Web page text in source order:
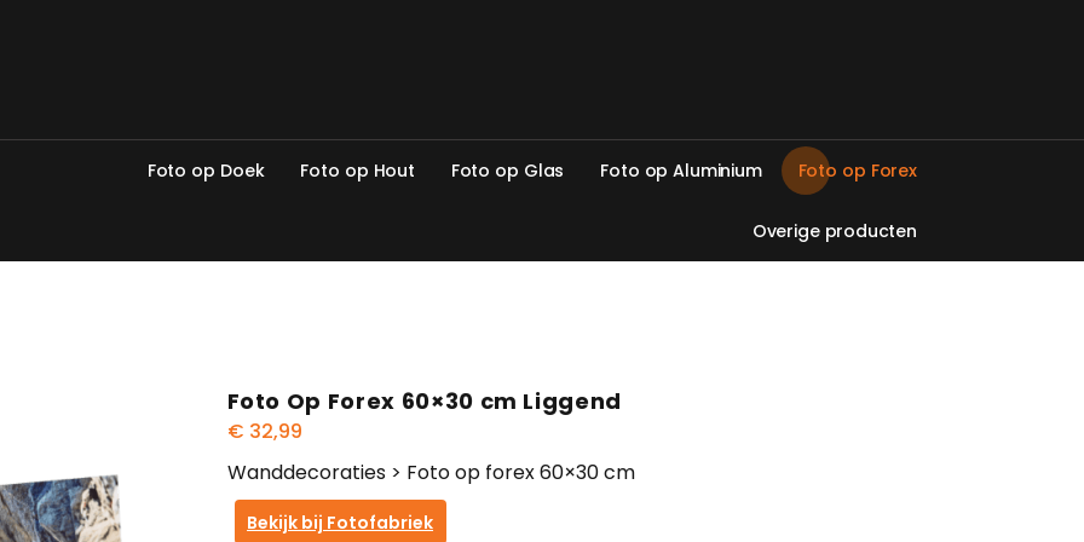
Foto op Doek Foto op Hout Foto op Glas Foto op Aluminium Foto op Forex
Overige producten
Foto Op Forex 60×30 cm Liggend
€ 32,99
Wanddecoraties > Foto op forex 60×30 cm
Bekijk bij Fotofabriek